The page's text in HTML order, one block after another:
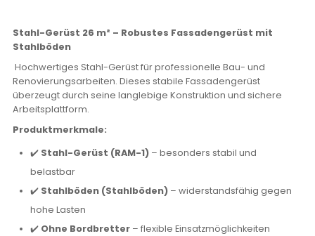
Stahl-Gerüst 26 m² – Robustes Fassadengerüst mit
Stahlböden
Hochwertiges Stahl-Gerüst für professionelle Bau- und
Renovierungsarbeiten. Dieses stabile Fassadengerüst
überzeugt durch seine langlebige Konstruktion und sichere
Arbeitsplattform.
Produktmerkmale:
✔️ Stahl-Gerüst (RAM-1)– besonders stabil und
belastbar
✔️ Stahlböden (Stahlböden)– widerstandsfähig gegen
hohe Lasten
✔️ Ohne Bordbretter– flexible Einsatzmöglichkeiten